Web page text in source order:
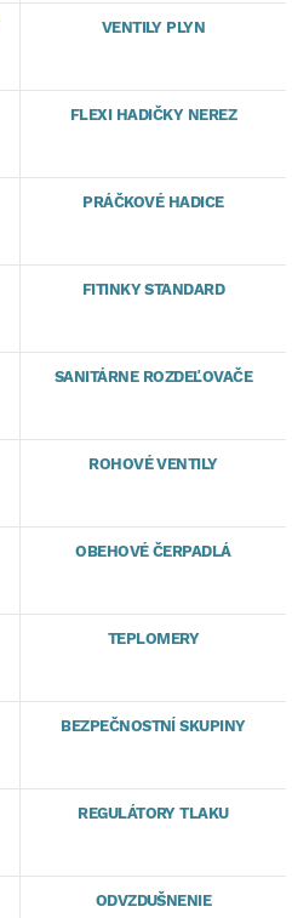
VENTILY PLYN
FLEXI HADIČKY NEREZ
PRÁČKOVÉ HADICE
FITINKY STANDARD
SANITÁRNE ROZDEĽOVAČE
ROHOVÉ VENTILY
OBEHOVÉ ČERPADLÁ
TEPLOMERY
BEZPEČNOSTNÍ SKUPINY
REGULÁTORY TLAKU
ODVZDUŠNENIE